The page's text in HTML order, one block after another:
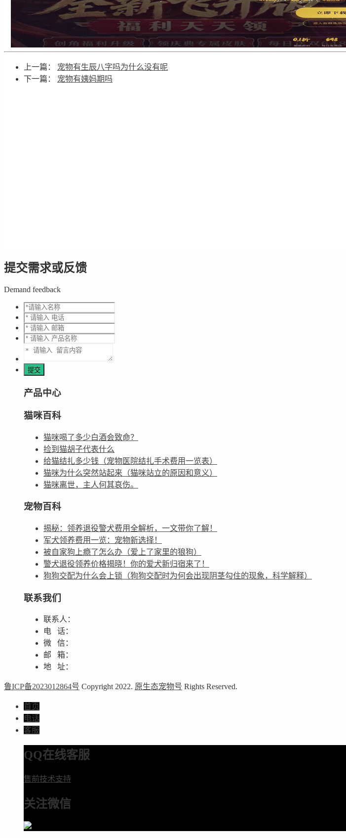
上一篇： 宠物有生辰八字吗为什么没有呢
下一篇： 宠物有姨妈期吗
提交需求或反馈
Demand feedback
产品中心
猫咪百科
猫咪喝了多少白酒会致命？
捡到猫胡子代表什么
给猫结扎多少钱（宠物医院结扎手术费用一览表）
猫咪为什么突然站起来（猫咪站立的原因和意义）
猫咪离世，主人何其哀伤。
宠物百科
揭秘：领养退役警犬费用全解析，一文带你了解！
军犬领养费用一览：宠物新选择！
被自家狗上瘾了怎么办（爱上了家里的狼狗）
警犬退役领养价格揭晓！你的爱犬新归宿来了！
狗狗交配为什么会上锁（狗狗交配时为何会出现阴茎勾住的现象，科学解释）
联系我们
联系人：
电 话：
微 信：
邮 箱：
地 址：
鲁ICP备2023012864号 Copyright 2022. 原生态宠物号 Rights Reserved.
首页
电话
客服
QQ在线客服
售前技术支持
关注微信